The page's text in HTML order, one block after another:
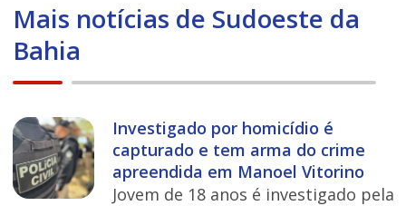
Mais notícias de Sudoeste da
Bahia
Investigado por homicídio é
capturado e tem arma do crime
apreendida em Manoel Vitorino
Jovem de 18 anos é investigado pela